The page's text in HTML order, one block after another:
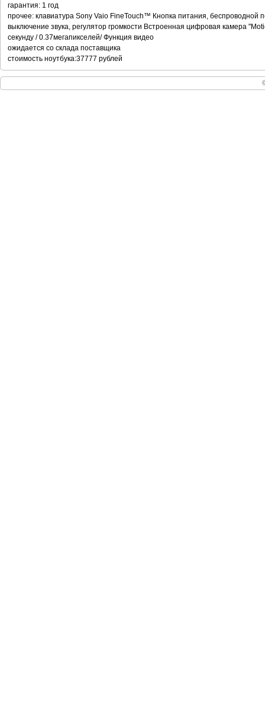
гарантия: 1 год
прочее: клавиатура Sony Vaio FineTouch™ Кнопка питания, беспроводной
выключение звука, регулятор громкости Встроенная цифровая камера
секунду / 0.37мегапикселей/ Функция видео
ожидается со склада поставщика
стоимость ноутбука:37777 рублей